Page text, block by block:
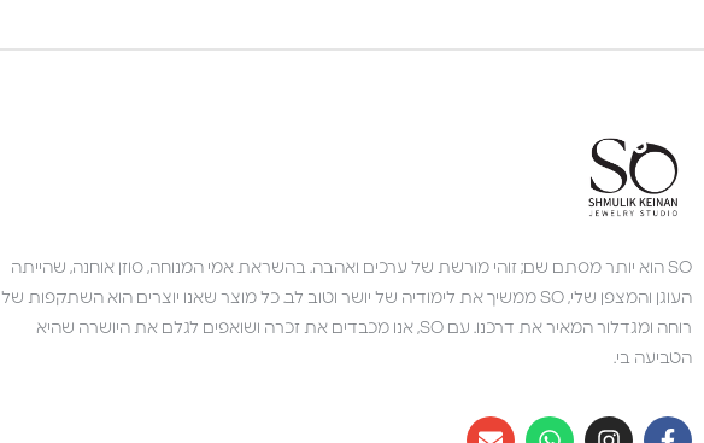
SO הוא יותר מסתם שם; זוהי מורשת של ערכים ואהבה. בהשראת אמי המנוחה, סוזן אוחנה, שהייתה
העוגן והמצפן שלי, SO ממשיך את לימודיה של יושר וטוב לב. כל מוצר שאנו יוצרים הוא השתקפות של
רוחה ומגדלור המאיר את דרכנו. עם SO, אנו מכבדים את זכרה ושואפים לגלם את היושרה שהיא
הטביעה בי.